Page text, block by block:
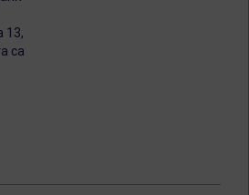
13,
са